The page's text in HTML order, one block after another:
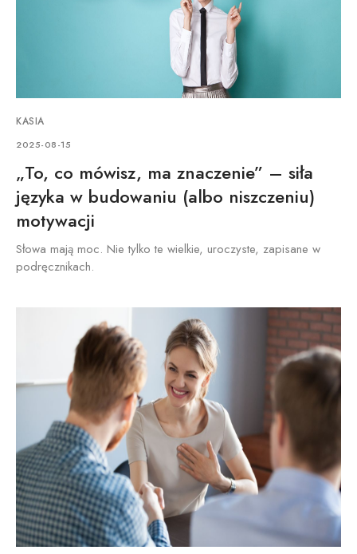
KASIA
2025-08-15
„To, co mówisz, ma znaczenie” – siła
języka w budowaniu (albo niszczeniu)
motywacji
Słowa mają moc. Nie tylko te wielkie, uroczyste, zapisane w
podręcznikach.